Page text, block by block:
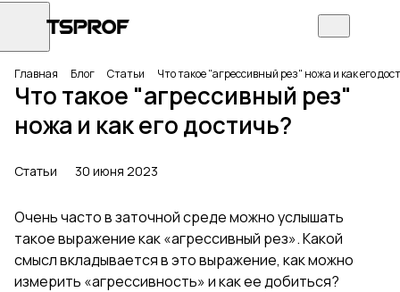
Главная Блог Статьи Что такое "агрессивный рез" ножа и как его
Что такое "агрессивный рез"
ножа и как его достичь?
Статьи 30 июня 2023
Очень часто в заточной среде можно услышать
такое выражение как «агрессивный рез». Какой
смысл вкладывается в это выражение, как можно
измерить «агрессивность» и как ее добиться?